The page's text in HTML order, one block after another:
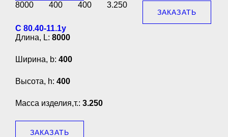
8000 400 400 3.250
ЗАКАЗАТЬ
С 80.40-11.1у
Длина, L: 8000
Ширина, b: 400
Высота, h: 400
Масса изделия,т.: 3.250
ЗАКАЗАТЬ